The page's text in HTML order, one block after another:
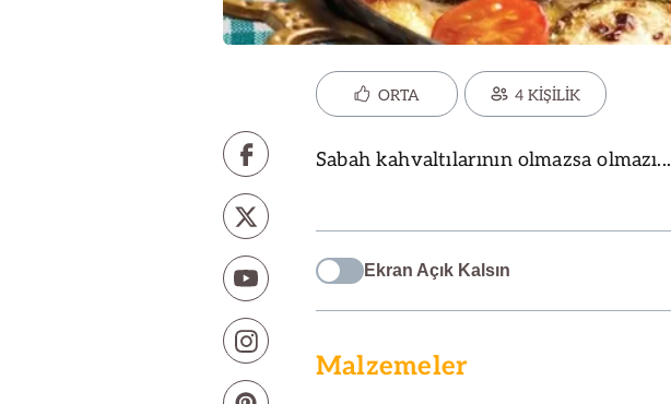
ORTA 4 KİŞİLİK
Sabah kahvaltılarının olmazsa olmazı...
Ekran Açık Kalsın
Malzemeler